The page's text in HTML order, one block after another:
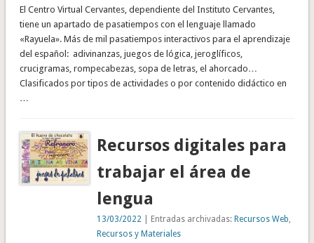
El Centro Virtual Cervantes, dependiente del Instituto Cervantes,
tiene un apartado de pasatiempos con el lenguaje llamado
«Rayuela». Más de mil pasatiempos interactivos para el aprendizaje
del español: adivinanzas, juegos de lógica, jeroglíficos,
crucigramas, rompecabezas, sopa de letras, el ahorcado…
Clasificados por tipos de actividades o por contenido didáctico en
…
Recursos digitales para
trabajar el área de
lengua
13/03/2022 | Entradas archivadas:Recursos Web
Recursos y Materiales